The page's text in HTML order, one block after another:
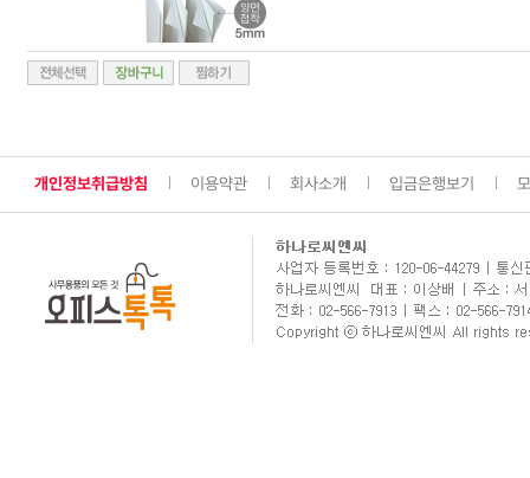
개인정보취급방침 이용약관 회사소개 입금은행보기